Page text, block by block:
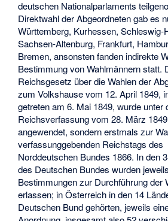
deutschen Nationalparlaments
Direktwahl der Abgeordneten gab es
Württemberg, Kurhessen, Schleswig-
Sachsen-Altenburg, Frankfurt,
Bremen, ansonsten fanden indirekte
Bestimmung von Wahlmännern statt.
Reichsgesetz über die Wahlen der
zum Volkshause vom 12. April 1849,
getreten am 6. Mai 1849, wurde unter
Reichsverfassung vom 28. März
angewendet, sondern erstmals zur
verfassunggebenden Reichstags des
Norddeutschen Bundes 1866. In den
des Deutschen Bundes wurden
Bestimmungen zur Durchführung der
erlassen; in Österreich in den 14
Deutschen Bund gehörten, jeweils